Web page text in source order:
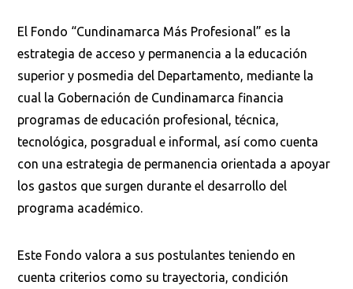
El Fondo “Cundinamarca Más Profesional” es la
estrategia de acceso y permanencia a la educación
superior y posmedia del Departamento, mediante la
cual la Gobernación de Cundinamarca financia
programas de educación profesional, técnica,
tecnológica, posgradual e informal, así como cuenta
con una estrategia de permanencia orientada a apoyar
los gastos que surgen durante el desarrollo del
programa académico.
Este Fondo valora a sus postulantes teniendo en
cuenta criterios como su trayectoria, condición